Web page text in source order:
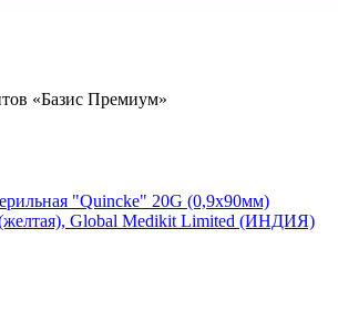
«Базис Премиум»
"Quincke" 20G (0,9х90мм)
Global Medikit Limited (ИНДИЯ)